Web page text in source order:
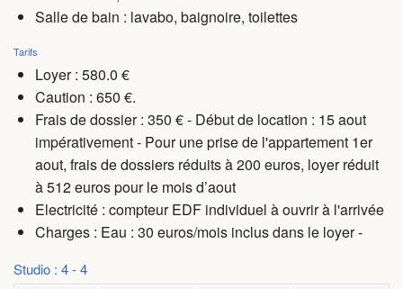
Salle de bain : lavabo, baignoire, toilettes
Tarifs
Loyer : 580.0 €
Caution : 650 €.
Frais de dossier : 350 € - Début de location : 15 aout
impérativement - Pour une prise de l'appartement 1er
aout, frais de dossiers réduits à 200 euros, loyer réduit
à 512 euros pour le mois d’aout
Electricité : compteur EDF individuel à ouvrir à l'arrivée
Charges : Eau : 30 euros/mois inclus dans le loyer -
Studio : 4 - 4